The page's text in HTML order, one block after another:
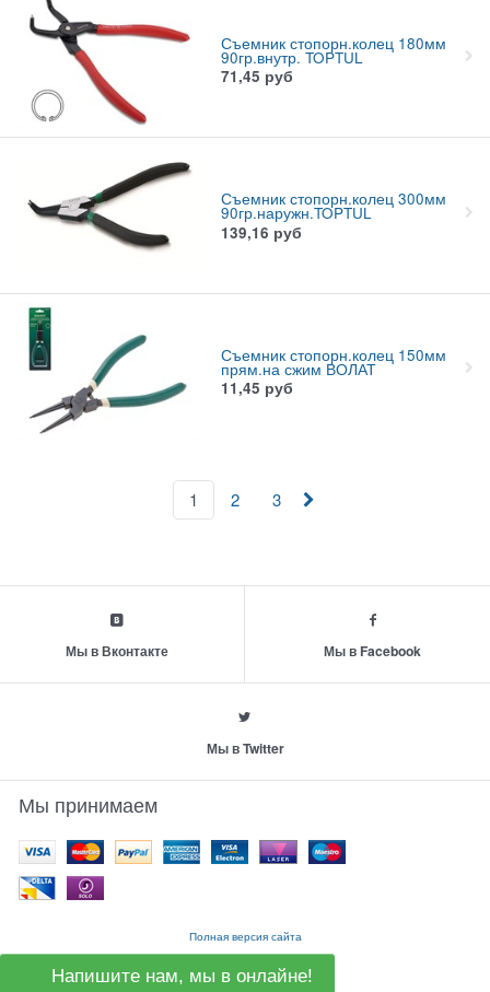
Съемник стопорн.колец 180мм
90гр.внутр. TOPTUL
71,45 руб
Съемник стопорн.колец 300мм
90гр.наружн.TOPTUL
139,16 руб
Съемник стопорн.колец 150мм
прям.на сжим ВОЛАТ
11,45 руб
1 2 3
Мы в Вконтакте Мы в Facebook
Мы в Twitter
Мы принимаем
Полная версия сайта
Напишите нам, мы в онлайне!